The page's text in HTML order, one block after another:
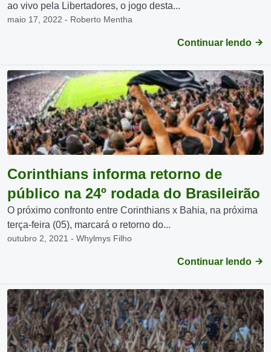
ao vivo pela Libertadores, o jogo desta...
maio 17, 2022 - Roberto Mentha
Continuar lendo
Corinthians informa retorno de
público na 24º rodada do Brasileirão
O próximo confronto entre Corinthians x Bahia, na próxima
terça-feira (05), marcará o retorno do...
outubro 2, 2021 - Whylmys Filho
Continuar lendo